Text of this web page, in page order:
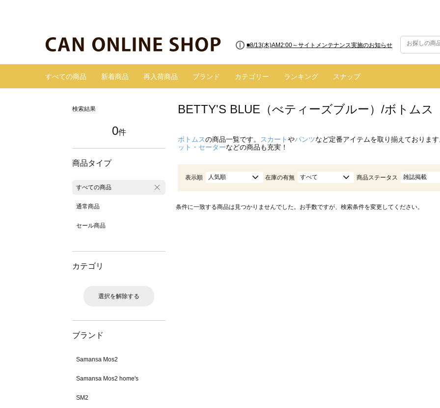
■8/13(木)AM2:00～サイトメンテナンス実施のお知らせ
すべての商品 新着商品 再入荷商品 ブランド カテゴリー ランキング スナップ
検索結果
0件
商品タイプ
すべての商品
通常商品
セール商品
カテゴリ
選択を解除する
ブランド
Samansa Mos2
Samansa Mos2 home's
SM2
BETTY'S BLUE（べティーズブルー）/ボトムス
ボトムスの商品一覧です。 スカートやパンツなど定番アイテムを取り揃えておりま
ット・セーターなどの商品も充実！
表示順 人気順 在庫の有無 すべて 商品ステータス 雑誌掲載
条件に一致する商品は見つかりませんでした。お手数ですが、検索条件を変更してください。